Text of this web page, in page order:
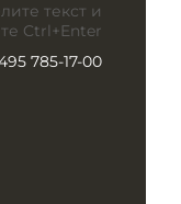
текст и
Ctrl+Enter
785-17-00